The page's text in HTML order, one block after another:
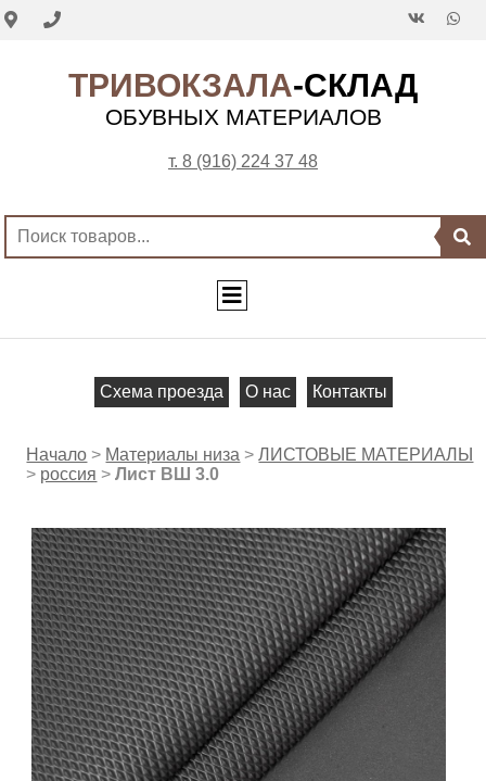
ТРИВОКЗАЛА-СКЛАД
ОБУВНЫХ МАТЕРИАЛОВ
т. 8 (916) 224 37 48
Схема проезда О нас Контакты
Начало > Материалы низа >ЛИСТОВЫЕ МАТЕРИАЛЫ
> россия >Лист ВШ 3.0